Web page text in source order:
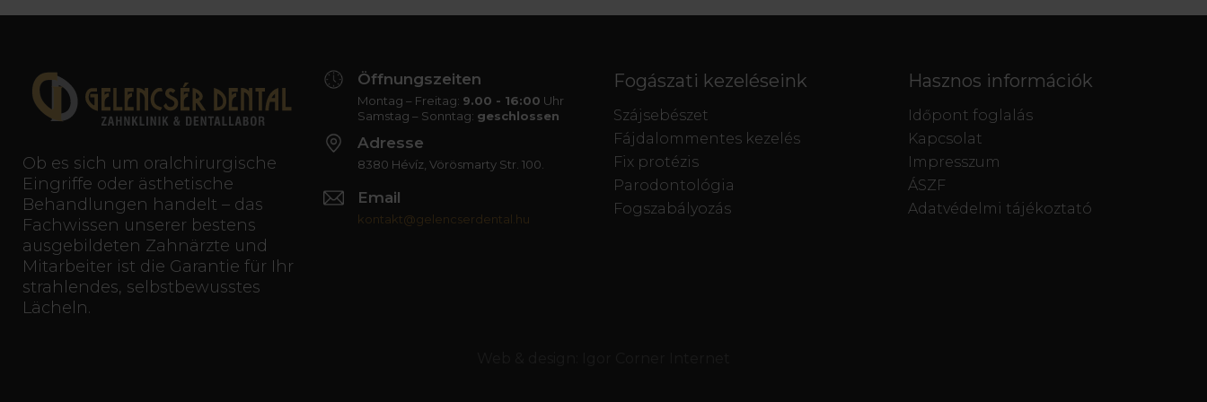
Ob es sich um oralchirurgische
Eingriffe oder ästhetische
Behandlungen handelt – das
Fachwissen unserer bestens
ausgebildeten Zahnärzte und
Mitarbeiter ist die Garantie für Ihr
strahlendes, selbstbewusstes
Lächeln.
Öffnungszeiten
Montag – Freitag: 9.00 - 16:00 Uhr
Samstag – Sonntag: geschlossen
Adresse
8380 Hévíz, Vörösmarty Str. 100.
Email
kontakt@gelencserdental.hu
Fogászati kezeléseink
Szájsebészet
Fájdalommentes kezelés
Fix protézis
Parodontológia
Fogszabályozás
Hasznos információk
Időpont foglalás
Kapcsolat
Impresszum
ÁSZF
Adatvédelmi tájékoztató